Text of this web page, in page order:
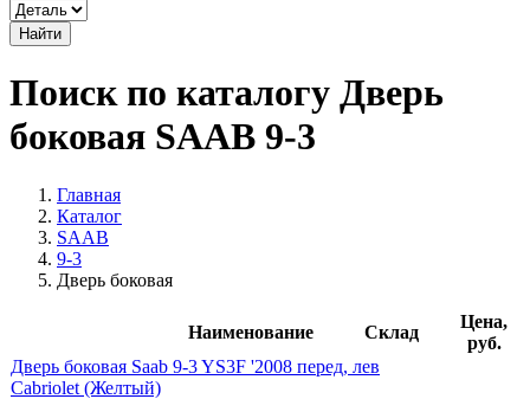
Найти
Поиск по каталогу Дверь
боковая SAAB 9-3
Главная
Каталог
SAAB
9-3
Дверь боковая
Наименование Склад
Цена,
руб.
Дверь боковая Saab 9-3 YS3F '2008 перед, лев
Cabriolet (Желтый)